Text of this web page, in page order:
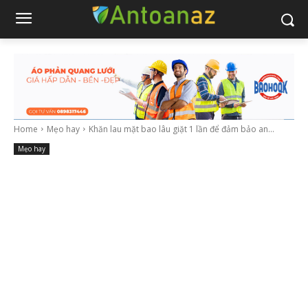
Home Mẹo hay Khăn lau mặt bao lâu giặt 1 lần để đảm bảo an...
Mẹo hay